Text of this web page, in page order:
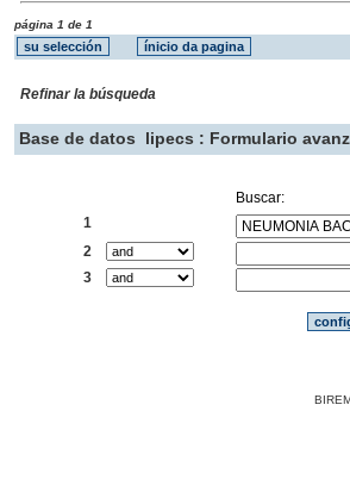
página 1 de 1
Refinar la búsqueda
Base de datos lipecs : Formulario
Buscar:
1
2
3